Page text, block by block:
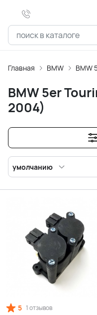
Главная BMW BMW
BMW 5er
2004)
умолчанию
5 1 отзывов